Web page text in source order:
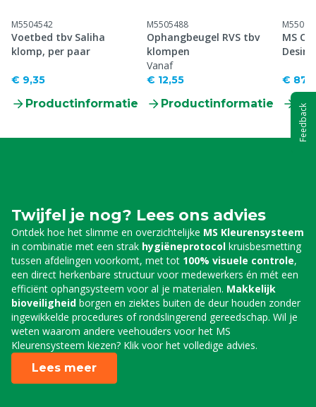
M5504542
Voetbed tbv Saliha
klomp, per paar
€ 9,35
Productinformatie
M5505488
Ophangbeugel RVS tbv
klompen
Vanaf
€ 12,55
Productinformatie
MS
€
Twijfel je nog? Lees ons advies
Ontdek hoe het slimme en overzichtelijke MS Kleurensysteem
in combinatie met een strak hygiëneprotocol kruisbesmetting
tussen afdelingen voorkomt, met tot 100% visuele controle,
een direct herkenbare structuur voor medewerkers én mét een
efficiënt ophangsysteem voor al je materialen. Makkelijk
bioveiligheid borgen en ziektes buiten de deur houden zonder
ingewikkelde procedures of rondslingerend gereedschap. Wil je
weten waarom andere veehouders voor het MS
Kleurensysteem kiezen? Klik voor het volledige advies.
Lees meer
Feedback